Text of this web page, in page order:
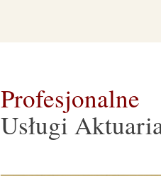
Profesjonalne
Usługi